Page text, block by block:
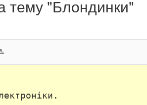
тему "Блондинки"